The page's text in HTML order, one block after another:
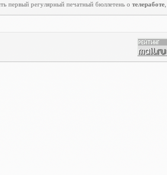
первый регулярный печатный бюллетень о телеработе